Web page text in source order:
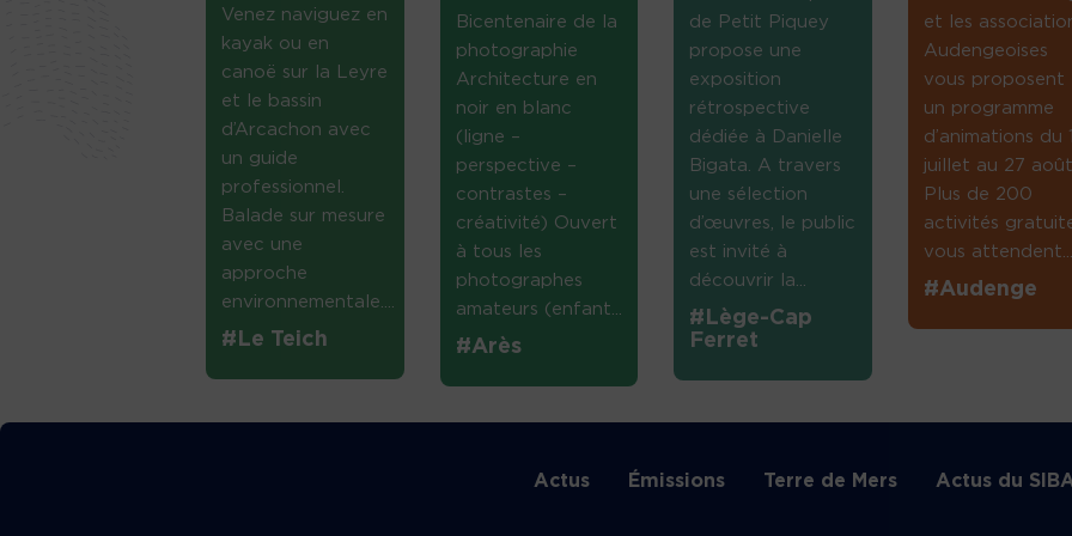
Venez naviguez en
kayak ou en
canoë sur la Leyre
et le bassin
d’Arcachon avec
un guide
professionnel.
Balade sur mesure
avec une
approche
environnementale....
#Le Teich
Bicentenaire de la
photographie
Architecture en
noir en blanc
(ligne –
perspective –
contrastes –
créativité) Ouvert
à tous les
photographes
amateurs (enfant...
#Arès
de Petit Piquey
propose une
exposition
rétrospective
dédiée à Danielle
Bigata. A travers
une sélection
d’œuvres, le public
est invité à
découvrir la...
#Lège-Cap
Ferret
et les
Audengeoises
vous proposent
un programme
d’animations du 1
juillet au 27 août.
Plus de 200
activités
vous attendent....
#Audenge
Actus Émissions Terre de Mers Actus du